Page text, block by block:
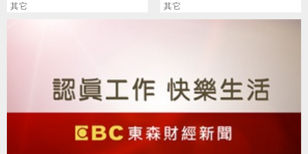
招：可互相兼顧
其它
年收盤高點
其它